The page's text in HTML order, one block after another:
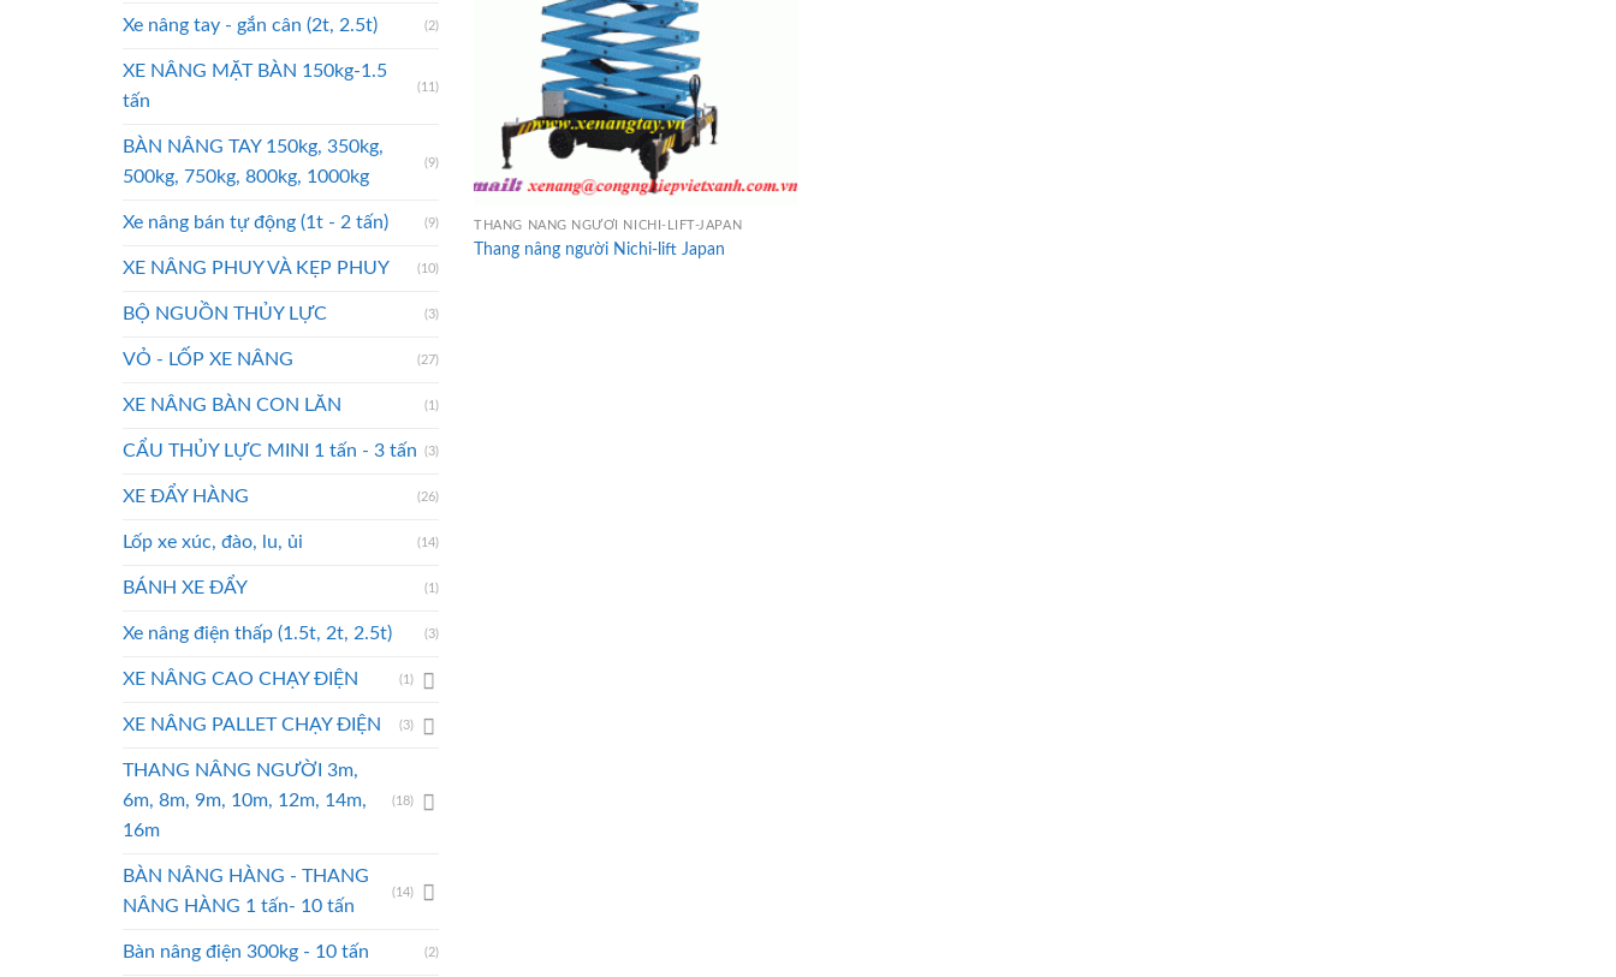
Xe nâng tay - gắn cân (2t, 2.5t) (2)
XE NÂNG MẶT BÀN 150kg-1.5
tấn
(11)
BÀN NÂNG TAY 150kg, 350kg,
500kg, 750kg, 800kg, 1000kg
(9)
Xe nâng bán tự động (1t - 2 tấn) (9)
XE NÂNG PHUY VÀ KẸP PHUY (10)
BỘ NGUỒN THỦY LỰC (3)
VỎ - LỐP XE NÂNG (27)
XE NÂNG BÀN CON LĂN (1)
CẨU THỦY LỰC MINI 1 tấn - 3 tấn (3)
XE ĐẨY HÀNG (26)
Lốp xe xúc, đào, lu, ủi (14)
BÁNH XE ĐẨY (1)
Xe nâng điện thấp (1.5t, 2t, 2.5t) (3)
XE NÂNG CAO CHẠY ĐIỆN (1)
XE NÂNG PALLET CHẠY ĐIỆN (3)
THANG NÂNG NGƯỜI 3m,
6m, 8m, 9m, 10m, 12m, 14m,
16m
(18)
BÀN NÂNG HÀNG - THANG
NÂNG HÀNG 1 tấn- 10 tấn
(14)
Bàn nâng điện 300kg - 10 tấn (2)
THANG NÂNG NGƯỜI NICHI-LIFT-JAPAN
Thang nâng người Nichi-lift Japan